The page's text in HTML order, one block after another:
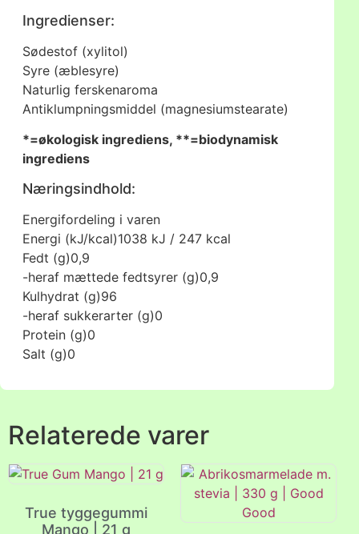
Ingredienser:
Sødestof (xylitol)
Syre (æblesyre)
Naturlig ferskenaroma
Antiklumpningsmiddel (magnesiumstearate)
*=økologisk ingrediens, **=biodynamisk
ingrediens
Næringsindhold:
Energifordeling i varen
Energi (kJ/kcal)1038 kJ / 247 kcal
Fedt (g)0,9
-heraf mættede fedtsyrer (g)0,9
Kulhydrat (g)96
-heraf sukkerarter (g)0
Protein (g)0
Salt (g)0
Relaterede varer
True tyggegummi
Mango | 21 g